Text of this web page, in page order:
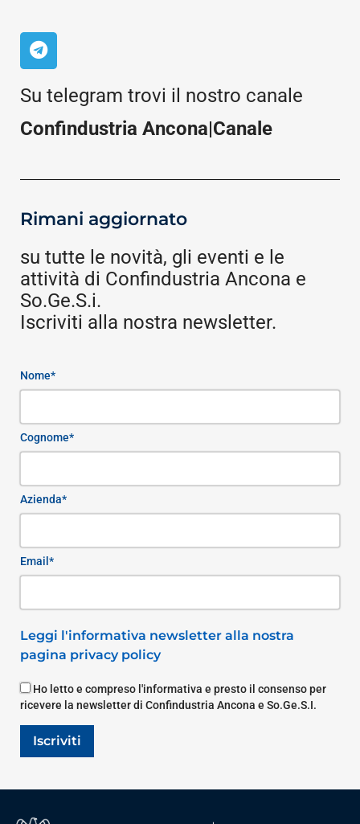
Su telegram trovi il nostro canale
Confindustria Ancona|Canale
Rimani aggiornato
su tutte le novità, gli eventi e le
attività di Confindustria Ancona e
So.Ge.S.i.
Iscriviti alla nostra newsletter.
Nome*
Cognome*
Azienda*
Email*
Leggi l'informativa newsletter alla nostra
pagina privacy policy
Ho letto e compreso l'informativa e presto il consenso per
ricevere la newsletter di Confindustria Ancona e So.Ge.S.I.
Iscriviti